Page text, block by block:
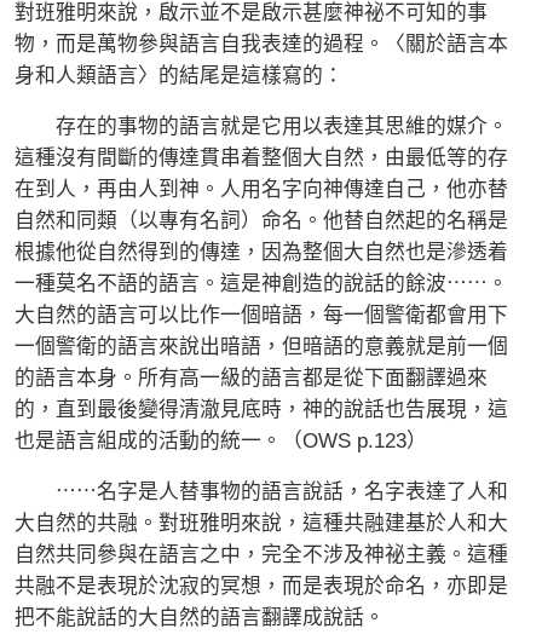
對班雅明來說，啟示並不是啟示甚麼神祕不可知的事
物，而是萬物參與語言自我表達的過程。〈關於語言本
身和人類語言〉的結尾是這樣寫的：
存在的事物的語言就是它用以表達其思維的媒介。
這種沒有間斷的傳達貫串着整個大自然，由最低等的存
在到人，再由人到神。人用名字向神傳達自己，他亦替
自然和同類（以專有名詞）命名。他替自然起的名稱是
根據他從自然得到的傳達，因為整個大自然也是滲透着
一種莫名不語的語言。這是神創造的說話的餘波⋯⋯。
大自然的語言可以比作一個暗語，每一個警衛都會用下
一個警衛的語言來說出暗語，但暗語的意義就是前一個
的語言本身。所有高一級的語言都是從下面翻譯過來
的，直到最後變得清澈見底時，神的說話也告展現，這
也是語言組成的活動的統一。（OWS p.123）
⋯⋯名字是人替事物的語言說話，名字表達了人和
大自然的共融。對班雅明來說，這種共融建基於人和大
自然共同參與在語言之中，完全不涉及神祕主義。這種
共融不是表現於沈寂的冥想，而是表現於命名，亦即是
把不能說話的大自然的語言翻譯成說話。